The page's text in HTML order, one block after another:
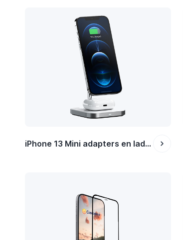
iPhone 13 Mini adapters en laders